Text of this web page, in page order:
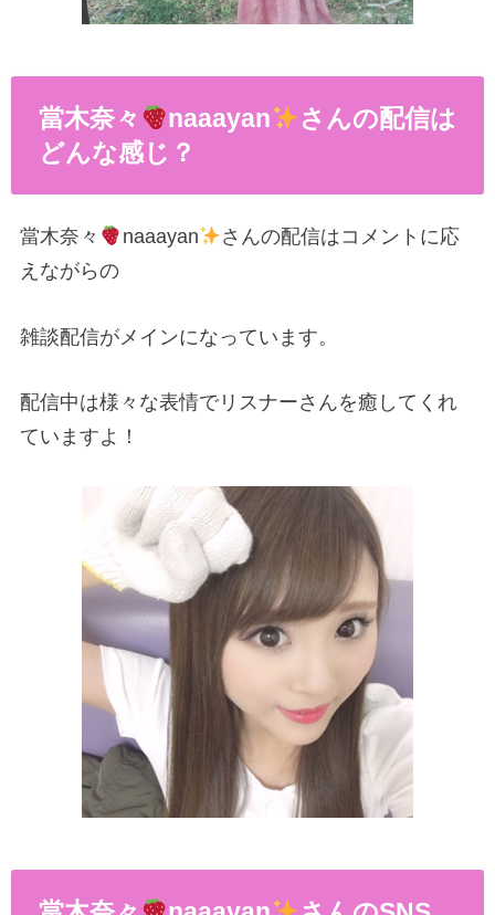
當木奈々 naaayan
さんの配信は
どんな感じ？
當木奈々 naaayan
さんの配信はコメントに応
えながらの
雑談配信がメインになっています。
配信中は様々な表情でリスナーさんを癒してくれ
ていますよ！